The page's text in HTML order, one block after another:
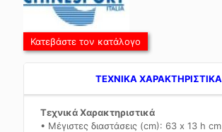
Κατεβάστε τον κατάλογο
TEXNIKA ΧΑΡΑΚΤΗΡΙΣΤΙΚΑ
Τεχνικά Χαρακτηριστικά
• Μέγιστες διαστάσεις (cm): 63 x 13 h cm